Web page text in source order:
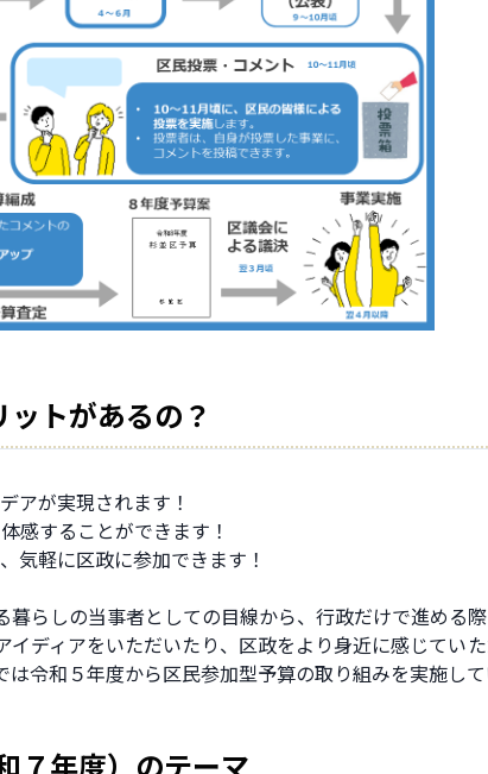
トがあるの？
アが実現されます！
感することができます！
気軽に区政に参加できます！
暮らしの当事者としての目線から、行政だけで進める
イディアをいただいたり、区政をより身近に感じてい
は令和５年度から区民参加型予算の取り組みを実施して
７年度）のテーマ